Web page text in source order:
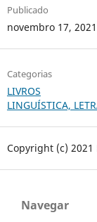
Publicado
novembro 17, 2021
Categorias
LIVROS
LINGUÍSTICA,
Copyright (c) 2021
Navegar